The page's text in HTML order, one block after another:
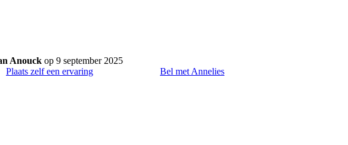
Anouck op 9 september 2025
Plaats zelf een ervaring
Bel met Annelies